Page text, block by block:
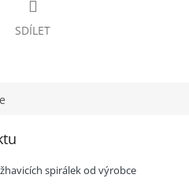
SDÍLET
spirálek od výrobce